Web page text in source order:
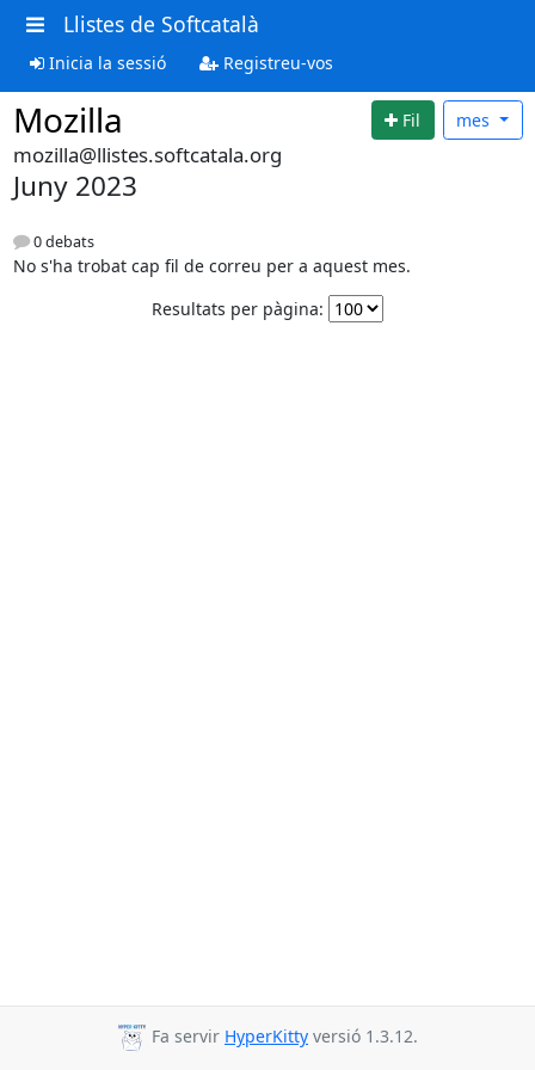
Llistes de Softcatalà
Inicia la sessió Registreu-vos
Mozilla Fil mes
mozilla@llistes.softcatala.org
Juny 2023
0 debats
No s'ha trobat cap fil de correu per a aquest mes.
Resultats per pàgina:
Fa servir HyperKitty versió 1.3.12.